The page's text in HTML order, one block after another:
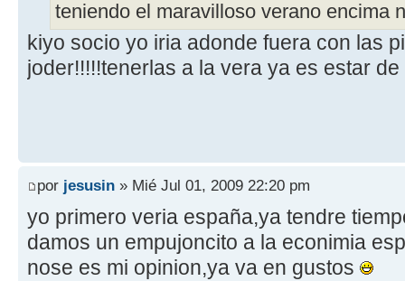
teniendo el maravilloso verano encima
kiyo socio yo iria adonde fuera con las
joder!!!!!tenerlas a la vera ya es estar
por jesusin » Mié Jul 01, 2009 22:20 pm
yo primero veria españa,ya tendre
damos un empujoncito a la econimia
nose es mi opinion,ya va en gustos